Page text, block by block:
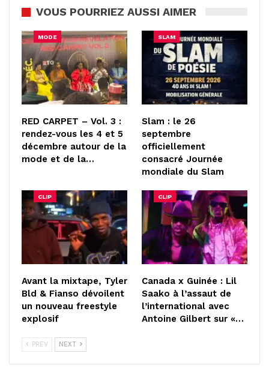
VOUS POURRIEZ AUSSI AIMER
MODE
RED CARPET – Vol. 3 :
rendez-vous les 4 et 5
décembre autour de la
mode et de la…
SLAM
Slam : le 26
septembre
officiellement
consacré Journée
mondiale du Slam
CLIP
Avant la mixtape, Tyler
Bld & Fianso dévoilent
un nouveau freestyle
explosif
CLIP
Canada x Guinée : Lil
Saako à l’assaut de
l’international avec
Antoine Gilbert sur «…
PREV NEXT